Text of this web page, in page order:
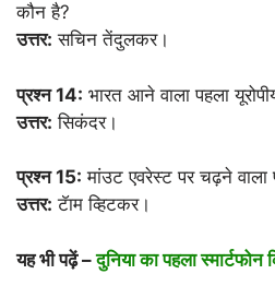
कौन है?
उत्तर: सचिन तेंदुलकर।
प्रश्न 14: भारत आने वाला पहला
उत्तर: सिकंदर।
प्रश्न 15: मांउट एवरेस्ट पर चढ़ने वाला
उत्तर: टॅाम व्हिटकर।
यह भी पढ़ें –दुनिया का पहला स्मार्टफोन